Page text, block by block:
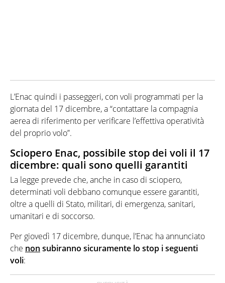
L’Enac quindi i passeggeri, con voli programmati per la
giornata del 17 dicembre, a “contattare la compagnia
aerea di riferimento per verificare l’effettiva operatività
del proprio volo”.
Sciopero Enac, possibile stop dei voli il 17
dicembre: quali sono quelli garantiti
La legge prevede che, anche in caso di sciopero,
determinati voli debbano comunque essere garantiti,
oltre a quelli di Stato, militari, di emergenza, sanitari,
umanitari e di soccorso.
Per giovedì 17 dicembre, dunque, l’Enac ha annunciato
che non subiranno sicuramente lo stop i seguenti
voli: